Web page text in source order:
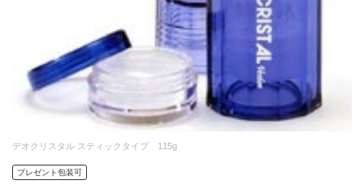
デオクリスタル スティックタイプ 115g
プレゼント包装可